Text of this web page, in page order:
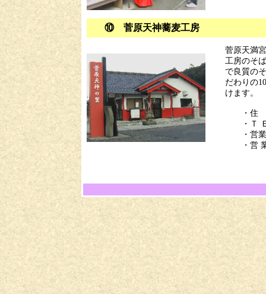
⑩ 菅原天神蕎麦工房
菅原天満
工房のそ
で良質の
だわりの
けます。
・住 所
・Ｔ Ｅ
・営業
・営 業